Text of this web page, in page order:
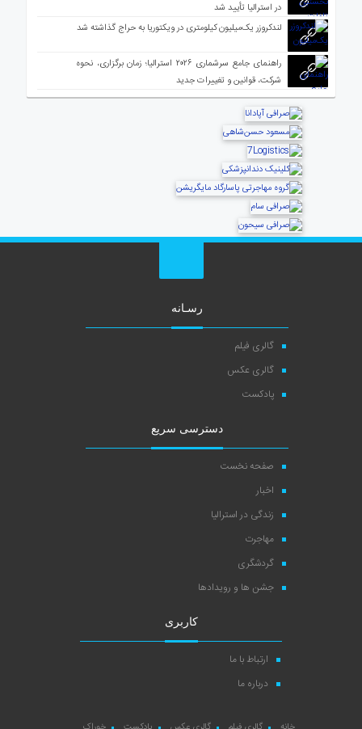
در استرالیا تأیید شد
لندکروزر یک‌میلیون کیلومتری در ویکتوریا به حراج گذاشته شد
راهنمای جامع سرشماری ۲۰۲۶ استرالیا؛ زمان برگزاری، نحوه
شرکت، قوانین و تغییرات جدید
رسـانه
گالری فیلم
گالری عکس
پادکست
دسترسی سریع
صفحه نخست
اخبار
زندگی در استرالیا
مهاجرت
گردشگری
جشن ها و رویدادها
کاربری
ارتباط با ما
درباره ما